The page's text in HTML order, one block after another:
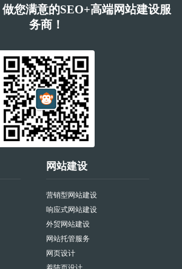
您满意的SEO+高端网站建设服
务商！
网站建设
营销型网站建设
响应式网站建设
外贸网站建设
网站托管服务
网页设计